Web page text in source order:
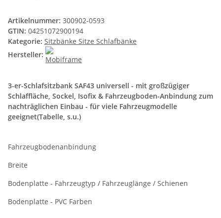
Artikelnummer: 300902-0593
GTIN: 04251072900194
Kategorie: Sitzbänke Sitze Schlafbänke
Hersteller:
3-er-Schlafsitzbank SAF43 universell - mit großzügiger
Schlaffläche, Sockel, Isofix & Fahrzeugboden-Anbindung zum
nachträglichen Einbau - für viele Fahrzeugmodelle
geeignet(Tabelle, s.u.)
Fahrzeugbodenanbindung
Breite
Bodenplatte - Fahrzeugtyp / Fahrzeuglänge / Schienen
Bodenplatte - PVC Farben